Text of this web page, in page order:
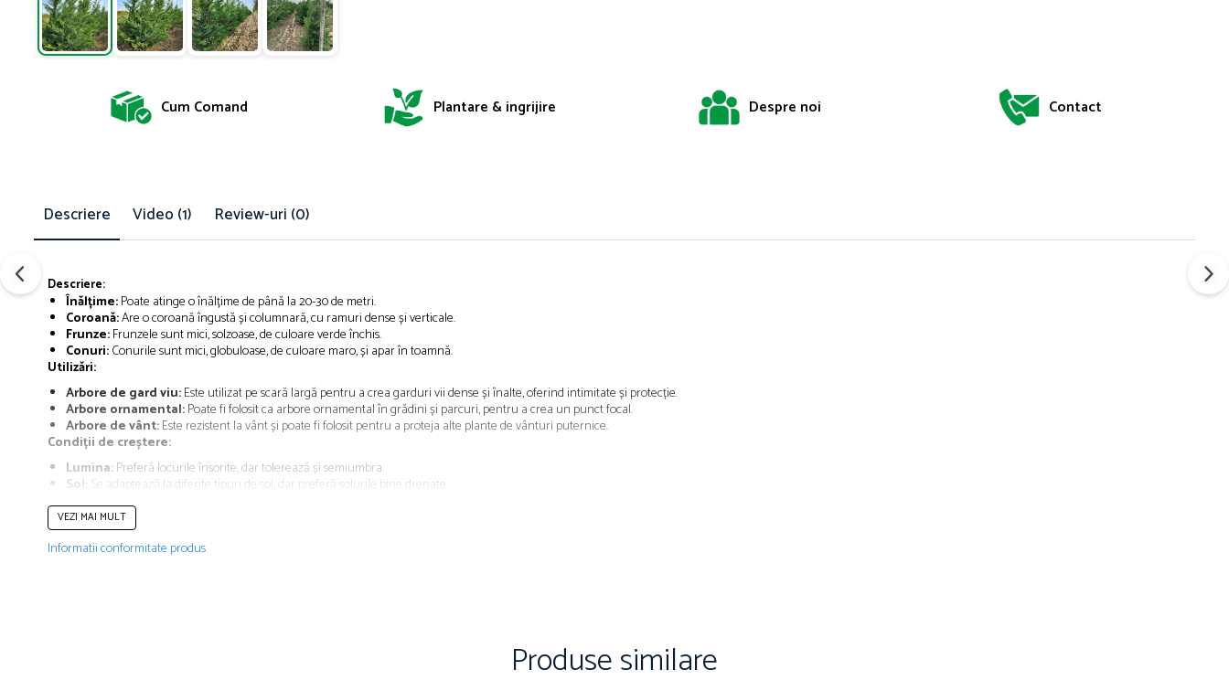
Despre noi Contact
Cum Comand Plantare & ingrijire Despre noi Contact
Descriere Video (1) Review-uri (0)
Descriere:
Înălțime:Poate atinge o înălțime de până la 20-30 de metri.
Coroană:Are o coroană îngustă și columnară, cu ramuri dense și verticale.
Frunze:Frunzele sunt mici, solzoase, de culoare verde închis.
Conuri:Conurile sunt mici, globuloase, de culoare maro, și apar în toamnă.
Utilizări:
Arbore de gard viu:Este utilizat pe scară largă pentru a crea garduri vii dense și înalte, oferind intimitate și protecție.
Arbore ornamental:Poate fi folosit ca arbore ornamental în grădini și parcuri, pentru a crea un punct focal.
Arbore de vânt:Este rezistent la vânt și poate fi folosit pentru a proteja alte plante de vânturi puternice.
Condiții de creștere:
Lumina:Preferă locurile însorite, dar tolerează și semiumbra.
Sol: Se adaptează la diferite tipuri de sol, dar preferă solurile bine drenate.
Rezistență:Este rezistent la secetă și îngheț.
Îngrijire:
Tăiere:Se poate tunde pentru a controla dimensiunea și forma coroanei.
Se fertilizează primăvara cu un îngrășământ cu eliberare lentă.
VEZI MAI MULT
Informatii conformitate produs
Produse similare